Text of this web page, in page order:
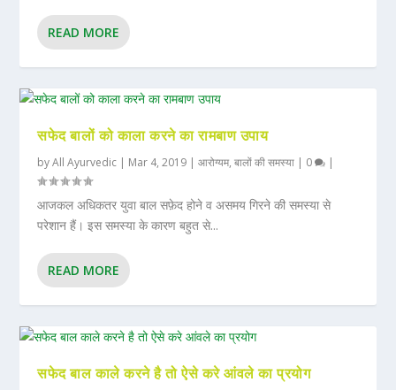
READ MORE
सफेद बालों को काला करने का रामबाण उपाय
byAll Ayurvedic | Mar 4, 2019 |आरोग्यम,बालों की समस्या | 0 |
आजकल अधिकतर युवा बाल सफ़ेद होने व असमय गिरने की समस्या से
परेशान हैं। इस समस्या के कारण बहुत से...
READ MORE
सफेद बाल काले करने है तो ऐसे करे आंवले का प्रयोग